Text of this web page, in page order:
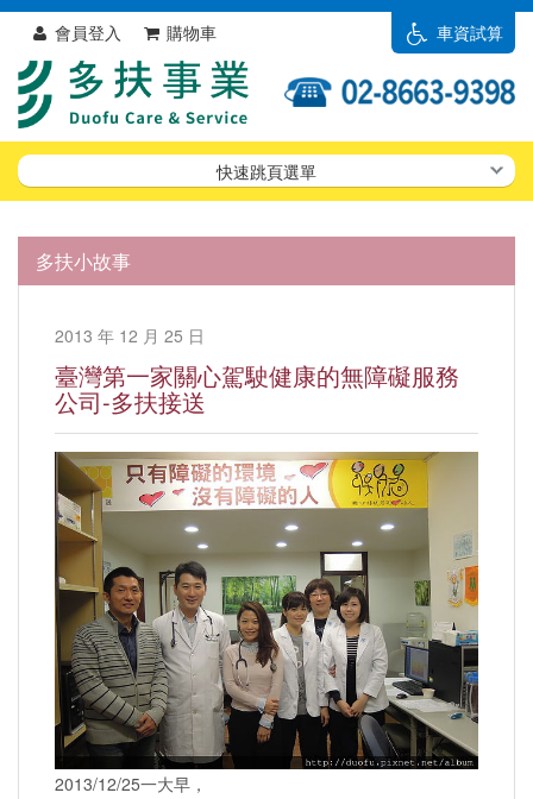
車資試算
會員登入 購物車
快速跳頁選單
多扶小故事
2013 年 12 月 25 日
臺灣第一家關心駕駛健康的無障礙服務
公司-多扶接送
2013/12/25一大早，